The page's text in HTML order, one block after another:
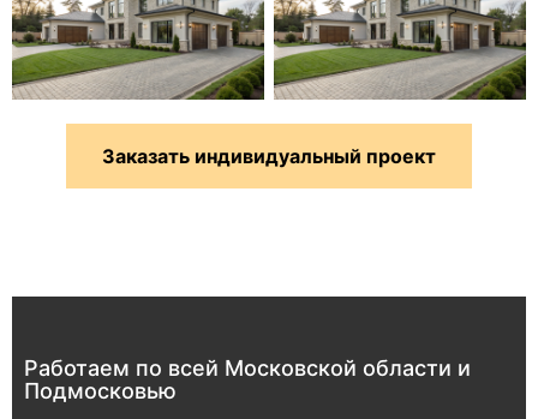
Заказать индивидуальный проект
Работаем по всей Московской области и
Подмосковью